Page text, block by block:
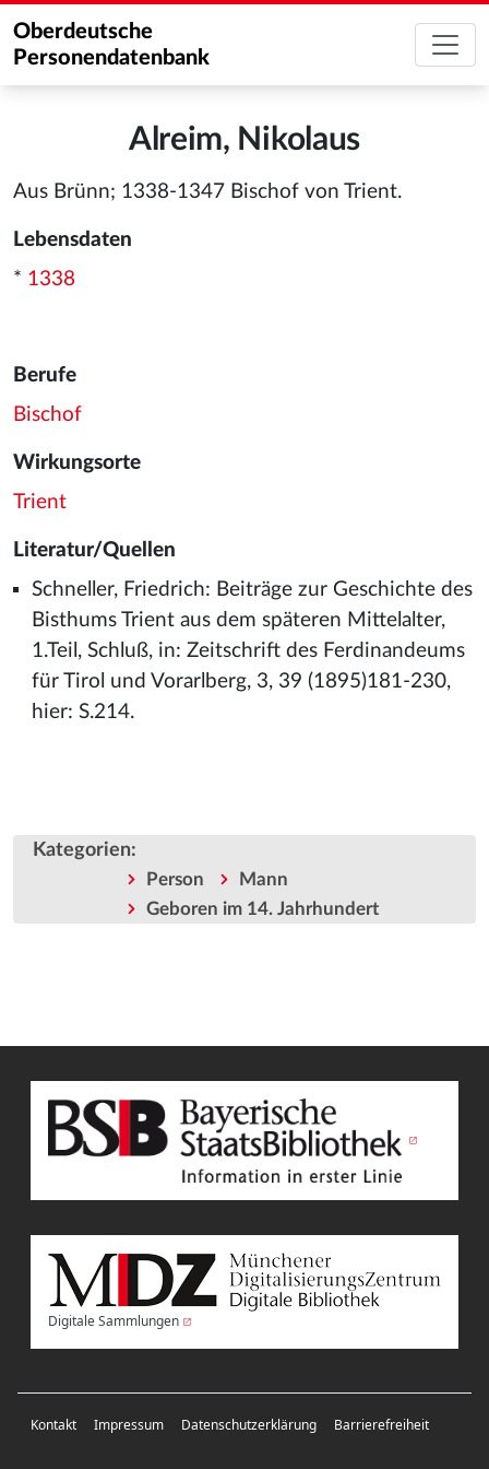
Oberdeutsche
Personendatenbank
Alreim, Nikolaus
Aus Brünn; 1338-1347 Bischof von Trient.
Lebensdaten
* 1338
Berufe
Bischof
Wirkungsorte
Trient
Literatur/Quellen
Schneller, Friedrich: Beiträge zur Geschichte des
Bisthums Trient aus dem späteren Mittelalter,
1.Teil, Schluß, in: Zeitschrift des Ferdinandeums
für Tirol und Vorarlberg, 3, 39 (1895)181-230,
hier: S.214.
Kategorien:
Person
Mann
Geboren im 14. Jahrhundert
Digitale Sammlungen
Kontakt Impressum Datenschutzerklärung Barrierefreiheit